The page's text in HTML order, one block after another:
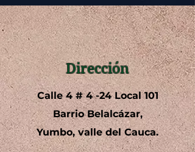
AACU2Y-0184-
AACU2Y-0197-
AACU2Y-0182-
AACU2Y-0181-
AACU2Y-0192-
AACU2Y-0166-
Dirección
Calle 4 # 4 -24 Local 101
Barrio Belalcázar,
Yumbo, valle del Cauca.